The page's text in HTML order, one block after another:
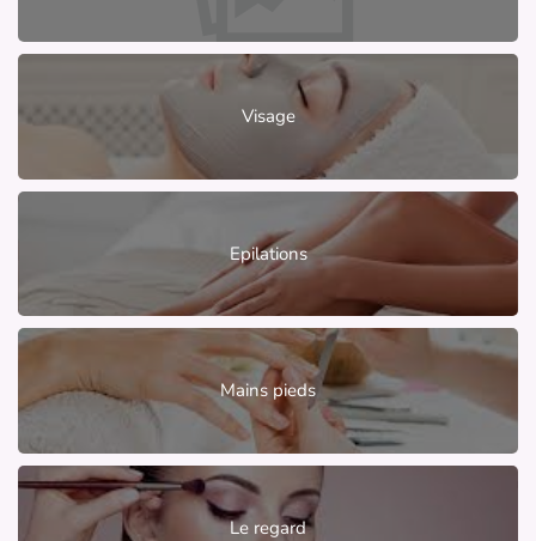
Visage
Epilations
Mains pieds
Le regard